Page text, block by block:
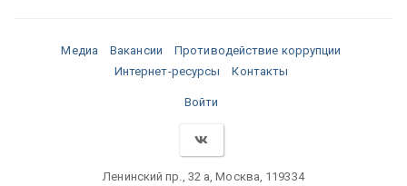
Медиа Вакансии
Противодействие коррупции
Интернет-ресурсы
Контакты
Войти
Ленинский пр., 32 а, Москва, 119334